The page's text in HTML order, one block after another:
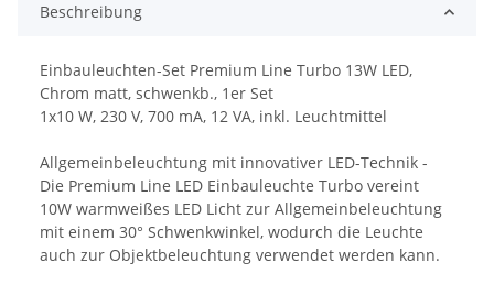
Beschreibung
Einbauleuchten-Set Premium Line Turbo 13W LED,
Chrom matt, schwenkb., 1er Set
1x10 W, 230 V, 700 mA, 12 VA, inkl. Leuchtmittel
Allgemeinbeleuchtung mit innovativer LED-Technik -
Die Premium Line LED Einbauleuchte Turbo vereint
10W warmweißes LED Licht zur Allgemeinbeleuchtung
mit einem 30° Schwenkwinkel, wodurch die Leuchte
auch zur Objektbeleuchtung verwendet werden kann.